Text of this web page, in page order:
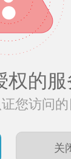
权的服
您访问的